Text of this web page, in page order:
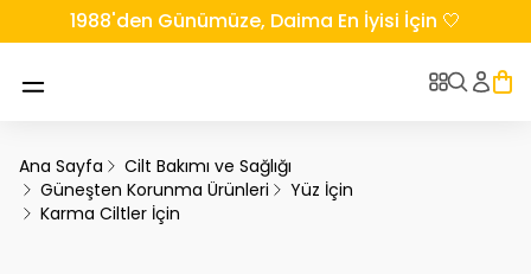
1988'den Günümüze, Daima En İyisi İçin 🤍
Ana Sayfa
Cilt Bakımı ve Sağlığı
Güneşten Korunma Ürünleri
Yüz İçin
Karma Ciltler İçin